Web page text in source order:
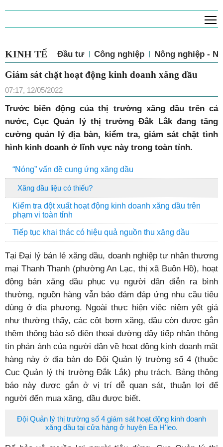
KINH TẾ Đầu tư Công nghiệp Nông nghiệp -
Giám sát chặt hoạt động kinh doanh xăng dầu
07:17, 12/05/2022
Trước biến động của thị trường xăng dầu trên cả
nước, Cục Quản lý thị trường Đắk Lắk đang tăng
cường quản lý địa bàn, kiểm tra, giám sát chặt tình
hình kinh doanh ở lĩnh vực này trong toàn tỉnh.
“Nóng” vấn đề cung ứng xăng dầu
Xăng dầu liệu có thiếu?
Kiểm tra đột xuất hoạt động kinh doanh xăng dầu trên
phạm vi toàn tỉnh
Tiếp tục khai thác có hiệu quả nguồn thu xăng dầu
Tại Đại lý bán lẻ xăng dầu, doanh nghiệp tư nhân thương
mại Thanh Thanh (phường An Lạc, thị xã Buôn Hồ), hoạt
động bán xăng dầu phục vụ người dân diễn ra bình
thường, nguồn hàng vẫn bảo đảm đáp ứng nhu cầu tiêu
dùng ở địa phương. Ngoài thực hiện việc niêm yết giá
như thường thấy, các cột bơm xăng, dầu còn được gắn
thêm thông báo số điện thoại đường dây tiếp nhận thông
tin phản ánh của người dân về hoạt động kinh doanh mặt
hàng này ở địa bàn do Đội Quản lý trường số 4 (thuộc
Cục Quản lý thị trường Đắk Lắk) phụ trách. Bảng thông
báo này được gắn ở vị trí dễ quan sát, thuận lợi để
người đến mua xăng, dầu được biết.
Đội Quản lý thị trường số 4 giám sát hoạt động kinh doanh
xăng dầu tại cửa hàng ở huyện Ea H'leo.